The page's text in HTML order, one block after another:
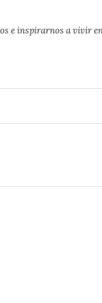
e inspirarnos a vivir